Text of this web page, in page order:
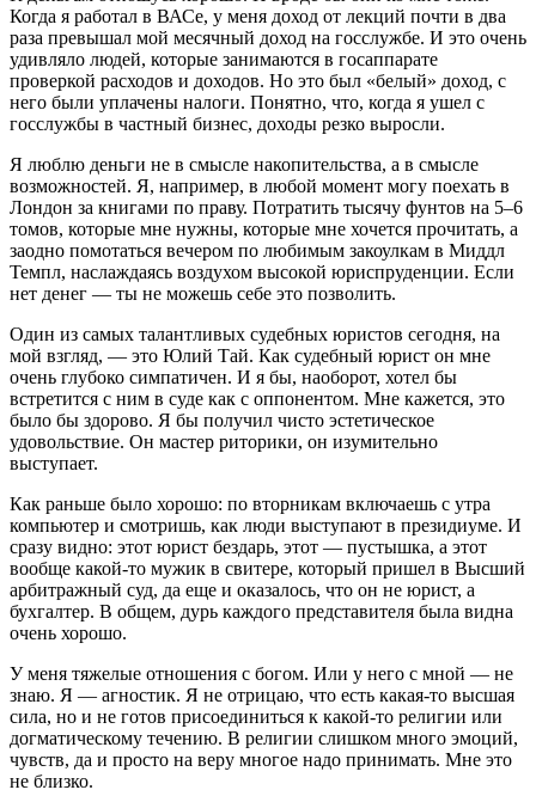
Когда я работал в ВАСе, у меня доход от лекций почти в два
раза превышал мой месячный доход на госслужбе. И это очень
удивляло людей, которые занимаются в госаппарате
проверкой расходов и доходов. Но это был «белый» доход, с
него были уплачены налоги. Понятно, что, когда я ушел с
госслужбы в частный бизнес, доходы резко выросли.
Я люблю деньги не в смысле накопительства, а в смысле
возможностей. Я, например, в любой момент могу поехать в
Лондон за книгами по праву. Потратить тысячу фунтов на 5–6
томов, которые мне нужны, которые мне хочется прочитать, а
заодно помотаться вечером по любимым закоулкам в Миддл
Темпл, наслаждаясь воздухом высокой юриспруденции. Если
нет денег — ты не можешь себе это позволить.
Один из самых талантливых судебных юристов сегодня, на
мой взгляд, — это Юлий Тай. Как судебный юрист он мне
очень глубоко симпатичен. И я бы, наоборот, хотел бы
встретится с ним в суде как с оппонентом. Мне кажется, это
было бы здорово. Я бы получил чисто эстетическое
удовольствие. Он мастер риторики, он изумительно
выступает.
Как раньше было хорошо: по вторникам включаешь с утра
компьютер и смотришь, как люди выступают в президиуме. И
сразу видно: этот юрист бездарь, этот — пустышка, а этот
вообще какой-то мужик в свитере, который пришел в Высший
арбитражный суд, да еще и оказалось, что он не юрист, а
бухгалтер. В общем, дурь каждого представителя была видна
очень хорошо.
У меня тяжелые отношения с богом. Или у него с мной — не
знаю. Я — агностик. Я не отрицаю, что есть какая-то высшая
сила, но и не готов присоединиться к какой-то религии или
догматическому течению. В религии слишком много эмоций,
чувств, да и просто на веру многое надо принимать. Мне это
не близко.